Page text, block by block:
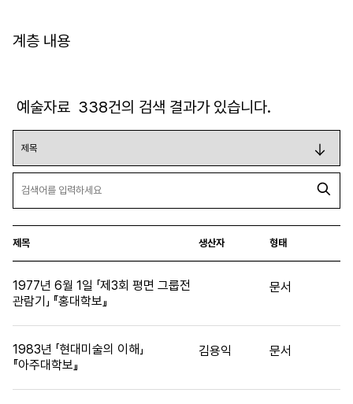
계층 내용
예술자료 338건의 검색 결과가 있습니다.
제목 생산자 형태
1977년 6월 1일 「제3회 평면 그룹전
관람기」 『홍대학보』
문서
1983년 「현대미술의 이해」
『아주대학보』
김용익 문서